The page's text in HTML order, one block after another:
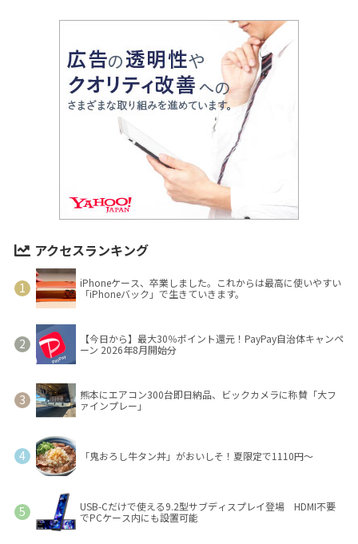
アクセスランキング
iPhoneケース、卒業しました。これからは最高に使いやすい
「iPhoneバック」で生きていきます。
【今日から】最大30％ポイント還元！PayPay自治体キャンペ
ーン 2026年8月開始分
熊本にエアコン300台即日納品、ビックカメラに称賛「大フ
ァインプレー」
「鬼おろし牛タン丼」がおいしそ！夏限定で1110円～
USB-Cだけで使える9.2型サブディスプレイ登場 HDMI不要
でPCケース内にも設置可能